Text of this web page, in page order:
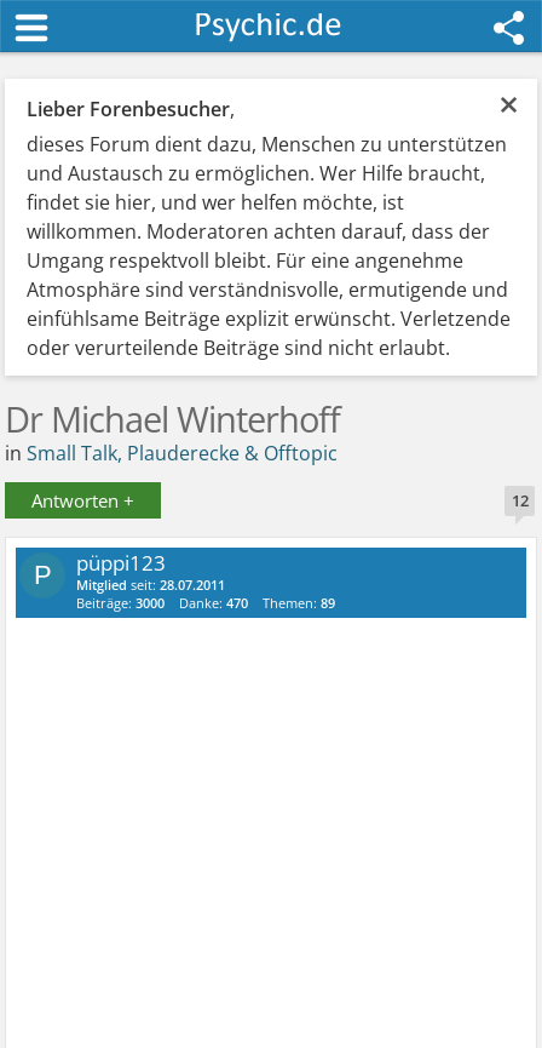
×
Lieber Forenbesucher,
dieses Forum dient dazu, Menschen zu unterstützen
und Austausch zu ermöglichen. Wer Hilfe braucht,
findet sie hier, und wer helfen möchte, ist
willkommen. Moderatoren achten darauf, dass der
Umgang respektvoll bleibt. Für eine angenehme
Atmosphäre sind verständnisvolle, ermutigende und
einfühlsame Beiträge explizit erwünscht. Verletzende
oder verurteilende Beiträge sind nicht erlaubt.
Dr Michael Winterhoff
inSmall Talk, Plauderecke & Offtopic
Antworten + 12
P püppi123
Mitglied seit:28.07.2011
Beiträge:3000 Danke:470 Themen:89